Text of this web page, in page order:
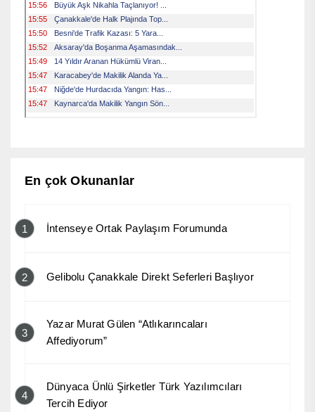
En çok Okunanlar
1 İntenseye Ortak Paylaşım Forumunda
2 Gelibolu Çanakkale Direkt Seferleri Başlıyor
3
Yazar Murat Gülen “Atlıkarıncaları
Affediyorum”
4
Dünyaca Ünlü Şirketler Türk Yazılımcıları
Tercih Ediyor